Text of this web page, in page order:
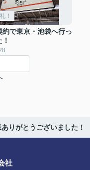
！
約で東京・池袋へ行っ
りがとうございました！
社